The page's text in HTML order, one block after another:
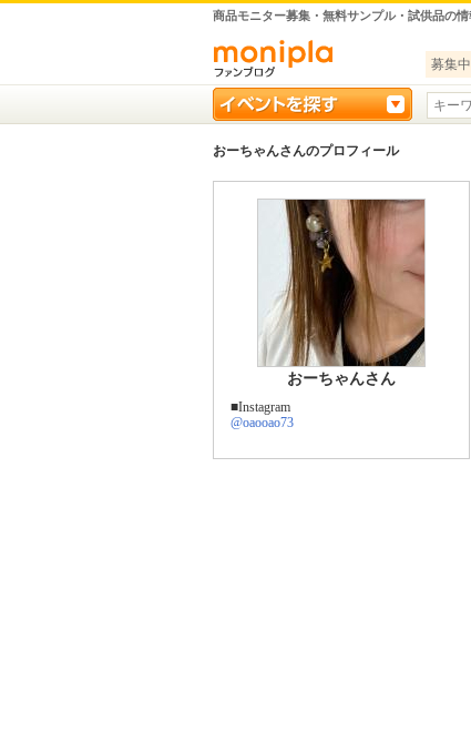
商品モニター募集・無料サンプル・試供品の情
募集
おーちゃんさんのプロフィール
おーちゃんさん
■Instagram
@oaooao73